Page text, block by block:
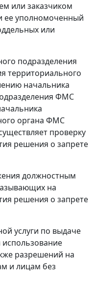
или заказчиком
ее уполномоченный
или
подразделения
территориального
начальника
ФМС
органа ФМС
проверку
решения о запрете
должностным
на
решения о запрете
услуги по выдаче
разрешений на
и лицам без